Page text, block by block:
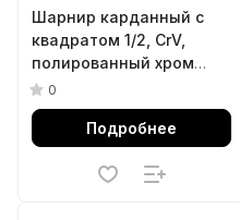
Шарнир карданный с
квадратом 1/2, CrV,
полированный хром
Matrix
0
Подробнее